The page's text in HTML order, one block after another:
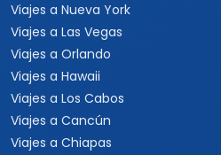
Viajes a Nueva York
Viajes a Las Vegas
Viajes a Orlando
Viajes a Hawaii
Viajes a Los Cabos
Viajes a Cancún
Viajes a Chiapas